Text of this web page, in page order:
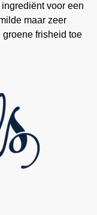
voor een
maar zeer
frisheid toe